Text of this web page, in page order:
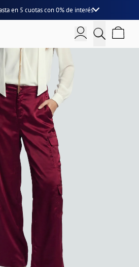
en 5 cuotascon0% de interés